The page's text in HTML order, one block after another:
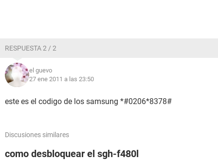
RESPUESTA 2 / 2
el guevo
27 ene 2011 a las 23:50
este es el codigo de los samsung *#0206*8378#
Discusiones similares
como desbloquear el sgh-f480l